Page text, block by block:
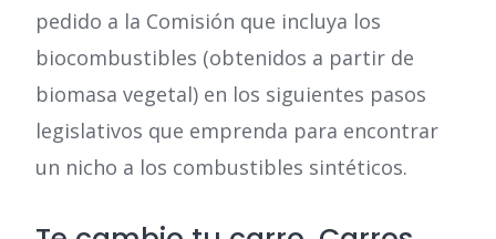
pedido a la Comisión que incluya los
biocombustibles (obtenidos a partir de
biomasa vegetal) en los siguientes pasos
legislativos que emprenda para encontrar
un nicho a los combustibles sintéticos.